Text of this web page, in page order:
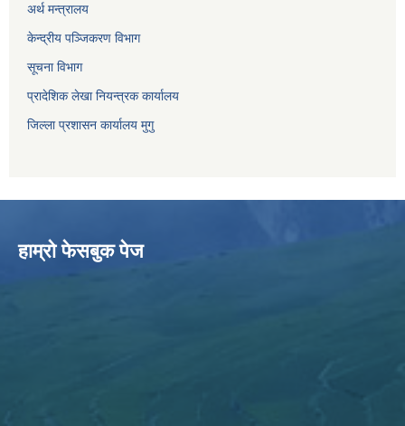
अर्थ मन्त्रालय
केन्द्रीय पञ्जिकरण विभाग
सूचना विभाग
प्रादेशिक लेखा नियन्त्रक कार्यालय
जिल्ला प्रशासन कार्यालय मुगु
हाम्राे फेसबुक पेज